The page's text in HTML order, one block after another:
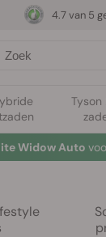
4.7 van 5
Widow Auto